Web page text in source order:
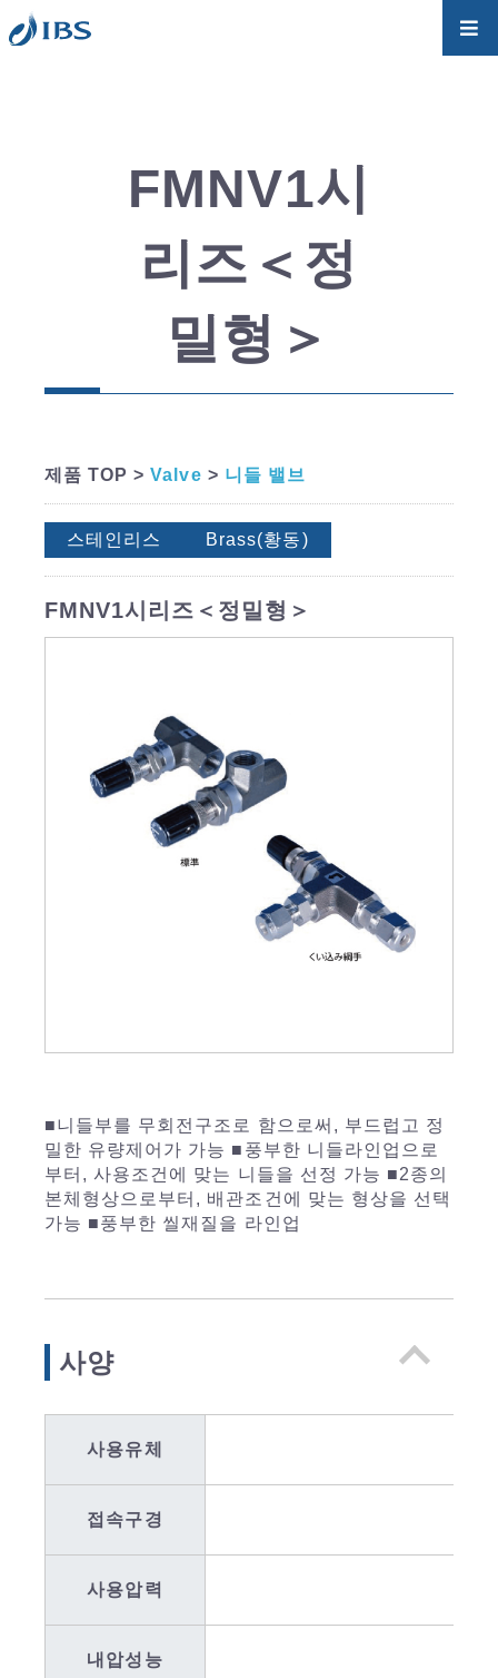
FMNV1시
리즈＜정
밀형＞
제품 TOP >Valve > 니들 밸브
스테인리스 Brass(황동)
FMNV1시리즈＜정밀형＞
■니들부를 무회전구조로 함으로써, 부드럽고 정
밀한 유량제어가 가능 ■풍부한 니들라인업으로
부터, 사용조건에 맞는 니들을 선정 가능 ■2종의
본체형상으로부터, 배관조건에 맞는 형상을 선택
가능 ■풍부한 씰재질을 라인업
사양
사용유체
접속구경
사용압력
내압성능